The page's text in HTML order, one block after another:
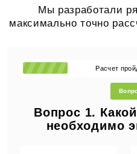
Мы разработали
максимально точно
Расчет
Вопрос 1.
необходимо